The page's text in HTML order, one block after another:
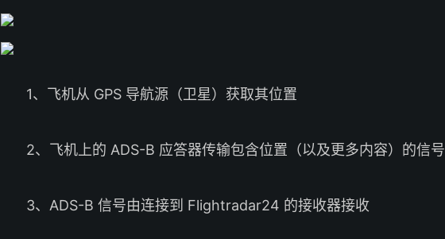
1、飞机从 GPS 导航源（卫星）获取其位置
2、飞机上的 ADS-B 应答器传输包含位置（以及更多内容）的信号
3、ADS-B 信号由连接到 Flightradar24 的接收器接收